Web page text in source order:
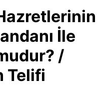
İle
/
Telifi